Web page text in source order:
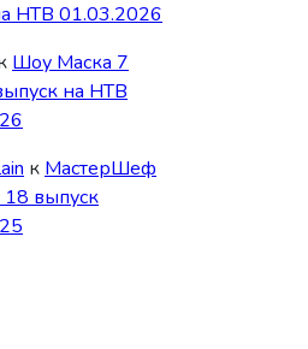
НТВ 01.03.2026
Шоу Маска 7
на НТВ
к МастерШеф
18 выпуск